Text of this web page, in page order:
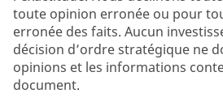
toute opinion erronée ou pour
erronée des faits. Aucun
décision d’ordre stratégique ne
opinions et les informations
document.